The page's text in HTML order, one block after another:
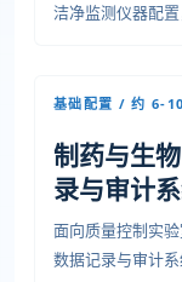
洁净监测仪器配
基础配置 / 约 6-
制药与生
录与审计
面向质量控制实
数据记录与审计